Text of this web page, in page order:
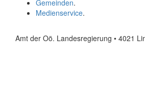
Gemeinden.
Medienservice.
Amt der Oö. Landesregierung • 4021